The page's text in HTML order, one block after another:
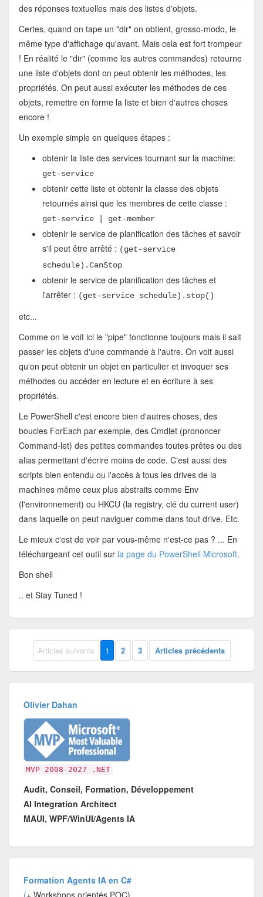
des réponses textuelles mais des listes d'objets.
Certes, quand on tape un "dir" on obtient, grosso-modo, le
même type d'affichage qu'avant. Mais cela est fort trompeur
! En réalité le "dir" (comme les autres commandes) retourne
une liste d'objets dont on peut obtenir les méthodes, les
propriétés. On peut aussi exécuter les méthodes de ces
objets, remettre en forme la liste et bien d'autres choses
encore !
Un exemple simple en quelques étapes :
obtenir la liste des services tournant sur la machine:
get-service
obtenir cette liste et obtenir la classe des objets
retournés ainsi que les membres de cette classe :
get-service | get-member
obtenir le service de planification des tâches et savoir
s'il peut être arrêté : (get-service
schedule).CanStop
obtenir le service de planification des tâches et
l'arrêter : (get-service schedule).stop()
etc...
Comme on le voit ici le "pipe" fonctionne toujours mais il sait
passer les objets d'une commande à l'autre. On voit aussi
qu'on peut obtenir un objet en particulier et invoquer ses
méthodes ou accéder en lecture et en écriture à ses
propriétés.
Le PowerShell c'est encore bien d'autres choses, des
boucles ForEach par exemple, des Cmdlet (prononcer
Command-let) des petites commandes toutes prêtes ou des
alias permettant d'écrire moins de code. C'est aussi des
scripts bien entendu ou l'accès à tous les drives de la
machines même ceux plus abstraits comme Env
(l'environnement) ou HKCU (la registry, clé du current user)
dans laquelle on peut naviguer comme dans tout drive. Etc.
Le mieux c'est de voir par vous-même n'est-ce pas ? ... En
téléchargeant cet outil surla page du PowerShell Microsoft.
Bon shell
.. et Stay Tuned !
Articles suivants 1 2 3 Articles précédents
Olivier Dahan
MVP 2008-2027 .NET
Audit, Conseil, Formation, Développement
AI Integration Architect
MAUI, WPF/WinUI/Agents IA
Formation Agents IA en C#